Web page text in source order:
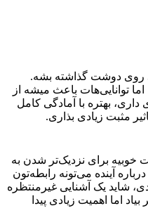
روی دوشت گذاشته بشه.
توانایی‌هات باعث میشه از
بهتره با آمادگی کامل
مثبت زیادی بذاری.
خوبیه برای نزدیک‌تر شدن به
آینده می‌تونه رابطه‌تون
شاید یک آشنایی غیرمنتظره
اما اهمیت زیادی پیدا